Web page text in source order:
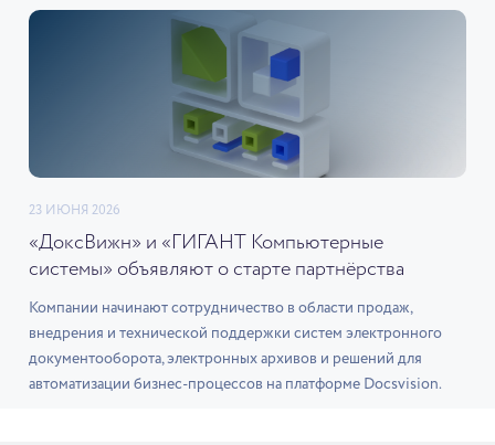
23 ИЮНЯ 2026
«ДоксВижн» и «ГИГАНТ Компьютерные
системы» объявляют о старте партнёрства
Компании начинают сотрудничество в области продаж,
внедрения и технической поддержки систем электронного
документооборота, электронных архивов и решений для
автоматизации бизнес-процессов на платформе Docsvision.